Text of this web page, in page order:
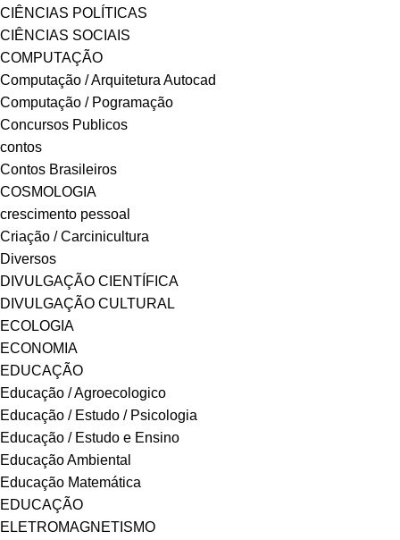
CIÊNCIAS POLÍTICAS
CIÊNCIAS SOCIAIS
COMPUTAÇÃO
Computação / Arquitetura Autocad
Computação / Pogramação
Concursos Publicos
contos
Contos Brasileiros
COSMOLOGIA
crescimento pessoal
Criação / Carcinicultura
Diversos
DIVULGAÇÃO CIENTÍFICA
DIVULGAÇÃO CULTURAL
ECOLOGIA
ECONOMIA
EDUCAÇÃO
Educação / Agroecologico
Educação / Estudo / Psicologia
Educação / Estudo e Ensino
Educação Ambiental
Educação Matemática
EDUCAÇÃO
ELETROMAGNETISMO